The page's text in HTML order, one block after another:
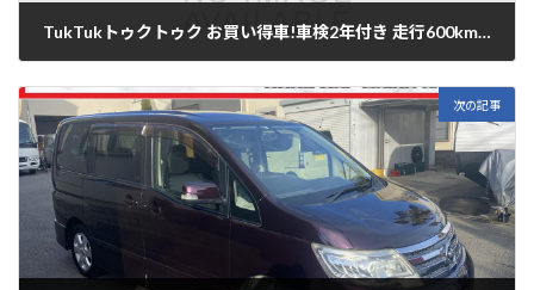
TukTukトゥクトゥク お買い得車!車検2年付き 走行600km★139万円 全国納車OK【只今商談中】
次の記事